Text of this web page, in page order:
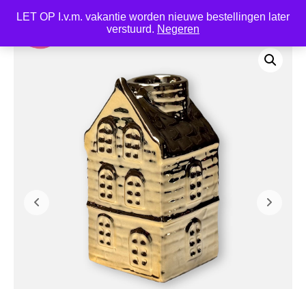
LET OP I.v.m. vakantie worden nieuwe bestellingen later
verstuurd. Negeren